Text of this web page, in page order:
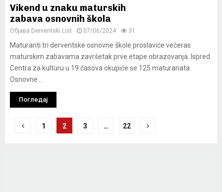
Vikend u znaku maturskih
zabava osnovnih škola
Објава Derventski List 07/06/2024 31
Maturanti tri derventske osnovne škole proslaviće večeras
maturskim zabavama završetak prve etape obrazovanja. Ispred
Centra za kulturu u 19 časova okupiće se 125 maturanata
Osnovne...
Погледај
Navigacija
1 2 3 … 22